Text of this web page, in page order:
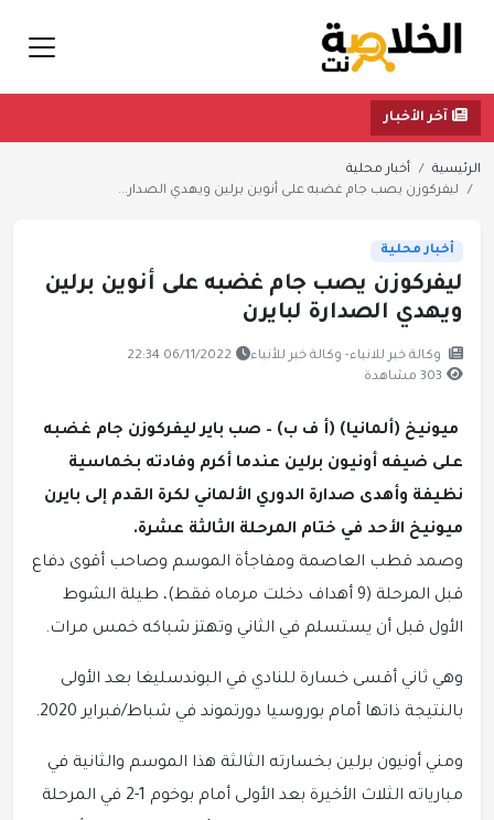
آخر الأخبار
الرئيسية
أخبار محلية
ليفركوزن يصب جام غضبه على أنوين برلين ويهدي الصدار...
أخبار محلية
ليفركوزن يصب جام غضبه على أنوين برلين
ويهدي الصدارة لبايرن
وكالة خبر للانباء- وكالة خبر للأنباء
06/11/2022 22:34
303 مشاهدة
ميونيخ (ألمانيا) (أ ف ب) – صب باير ليفركوزن جام غضبه
على ضيفه أونيون برلين عندما أكرم وفادته بخماسية
نظيفة وأهدى صدارة الدوري الألماني لكرة القدم إلى بايرن
ميونيخ الأحد في ختام المرحلة الثالثة عشرة.
وصمد قطب العاصمة ومفاجأة الموسم وصاحب أقوى دفاع
قبل المرحلة (9 أهداف دخلت مرماه فقط)، طيلة الشوط
الأول قبل أن يستسلم في الثاني وتهتز شباكه خمس مرات.
وهي ثاني أقسى خسارة للنادي في البوندسليغا بعد الأولى
بالنتيجة ذاتها أمام بوروسيا دورتموند في شباط/فبراير 2020.
ومني أونيون برلين بخسارته الثالثة هذا الموسم والثانية في
مبارياته الثلاث الأخيرة بعد الأولى أمام بوخوم 1-2 في المرحلة